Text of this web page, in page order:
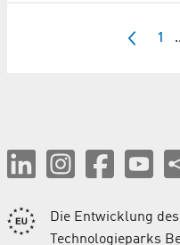
1
Die Entwicklung
Technologieparks